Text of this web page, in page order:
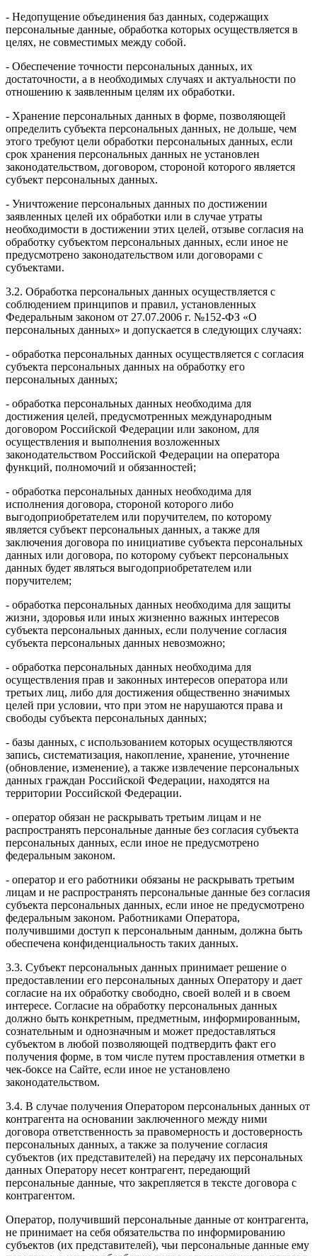
- Недопущение объединения баз данных, содержащих
персональные данные, обработка которых осуществляется в
целях, не совместимых между собой.
- Обеспечение точности персональных данных, их
достаточности, а в необходимых случаях и актуальности по
отношению к заявленным целям их обработки.
- Хранение персональных данных в форме, позволяющей
определить субъекта персональных данных, не дольше, чем
этого требуют цели обработки персональных данных, если
срок хранения персональных данных не установлен
законодательством, договором, стороной которого является
субъект персональных данных.
- Уничтожение персональных данных по достижении
заявленных целей их обработки или в случае утраты
необходимости в достижении этих целей, отзыве согласия на
обработку субъектом персональных данных, если иное не
предусмотрено законодательством или договорами с
субъектами.
3.2. Обработка персональных данных осуществляется с
соблюдением принципов и правил, установленных
Федеральным законом от 27.07.2006 г. №152-ФЗ «О
персональных данных» и допускается в следующих случаях:
- обработка персональных данных осуществляется с согласия
субъекта персональных данных на обработку его
персональных данных;
- обработка персональных данных необходима для
достижения целей, предусмотренных международным
договором Российской Федерации или законом, для
осуществления и выполнения возложенных
законодательством Российской Федерации на оператора
функций, полномочий и обязанностей;
- обработка персональных данных необходима для
исполнения договора, стороной которого либо
выгодоприобретателем или поручителем, по которому
является субъект персональных данных, а также для
заключения договора по инициативе субъекта персональных
данных или договора, по которому субъект персональных
данных будет являться выгодоприобретателем или
поручителем;
- обработка персональных данных необходима для защиты
жизни, здоровья или иных жизненно важных интересов
субъекта персональных данных, если получение согласия
субъекта персональных данных невозможно;
- обработка персональных данных необходима для
осуществления прав и законных интересов оператора или
третьих лиц, либо для достижения общественно значимых
целей при условии, что при этом не нарушаются права и
свободы субъекта персональных данных;
- базы данных, с использованием которых осуществляются
запись, систематизация, накопление, хранение, уточнение
(обновление, изменение), а также извлечение персональных
данных граждан Российской Федерации, находятся на
территории Российской Федерации.
- оператор обязан не раскрывать третьим лицам и не
распространять персональные данные без согласия субъекта
персональных данных, если иное не предусмотрено
федеральным законом.
- оператор и его работники обязаны не раскрывать третьим
лицам и не распространять персональные данные без согласия
субъекта персональных данных, если иное не предусмотрено
федеральным законом. Работниками Оператора,
получившими доступ к персональным данным, должна быть
обеспечена конфиденциальность таких данных.
3.3. Субъект персональных данных принимает решение о
предоставлении его персональных данных Оператору и дает
согласие на их обработку свободно, своей волей и в своем
интересе. Согласие на обработку персональных данных
должно быть конкретным, предметным, информированным,
сознательным и однозначным и может предоставляться
субъектом в любой позволяющей подтвердить факт его
получения форме, в том числе путем проставления отметки в
чек-боксе на Сайте, если иное не установлено
законодательством.
3.4. В случае получения Оператором персональных данных от
контрагента на основании заключенного между ними
договора ответственность за правомерность и достоверность
персональных данных, а также за получение согласия
субъектов (их представителей) на передачу их персональных
данных Оператору несет контрагент, передающий
персональные данные, что закрепляется в тексте договора с
контрагентом.
Оператор, получивший персональные данные от контрагента,
не принимает на себя обязательства по информированию
субъектов (их представителей), чьи персональные данные ему